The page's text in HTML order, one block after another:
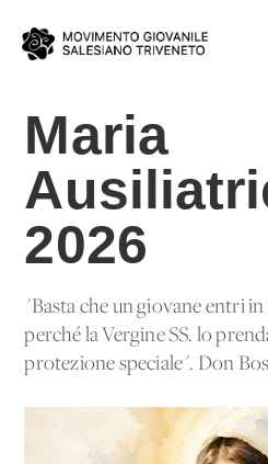
Maria
2026
"Basta che un giovane entri in
perché la Vergine SS. lo
protezione speciale". Don